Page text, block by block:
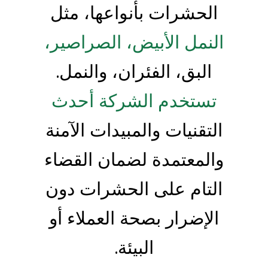
الحشرات بأنواعها، مثل
النمل الأبيض، الصراصير،
البق، الفئران، والنمل.
تستخدم الشركة أحدث
التقنيات والمبيدات الآمنة
والمعتمدة لضمان القضاء
التام على الحشرات دون
الإضرار بصحة العملاء أو
البيئة.